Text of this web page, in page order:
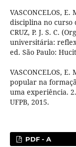
VASCONCELOS,
disciplina no curso
CRUZ, P. J. S. C.
universitária:
ed. São Paulo:
VASCONCELOS, E.
popular na
uma experiência. 2.
UFPB, 2015.
PDF - A